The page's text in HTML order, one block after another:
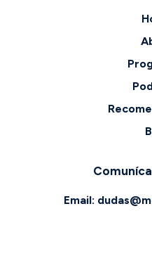
Email: